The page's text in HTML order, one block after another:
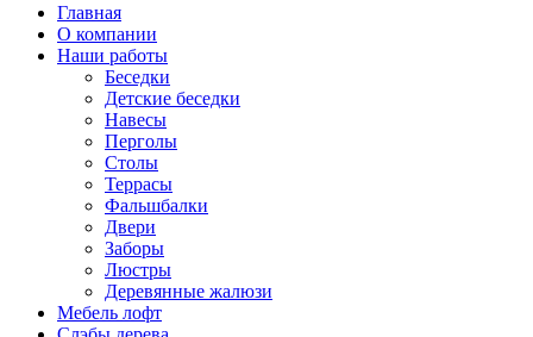
Главная
О компании
Наши работы
Беседки
Детские беседки
Навесы
Перголы
Столы
Террасы
Фальшбалки
Двери
Заборы
Люстры
Деревянные жалюзи
Мебель лофт